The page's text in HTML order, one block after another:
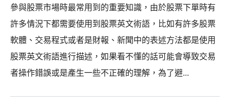
參與股票市場時最常用到的重要知識，由於股票下單時有
許多情況下都需要使用到股票英文術語，比如有許多股票
軟體、交易程式或者是財報、新聞中的表述方法都是使用
股票英文術語進行描述，如果看不懂的話可能會導致交易
者操作錯誤或是產生一些不正確的理解，為了避...